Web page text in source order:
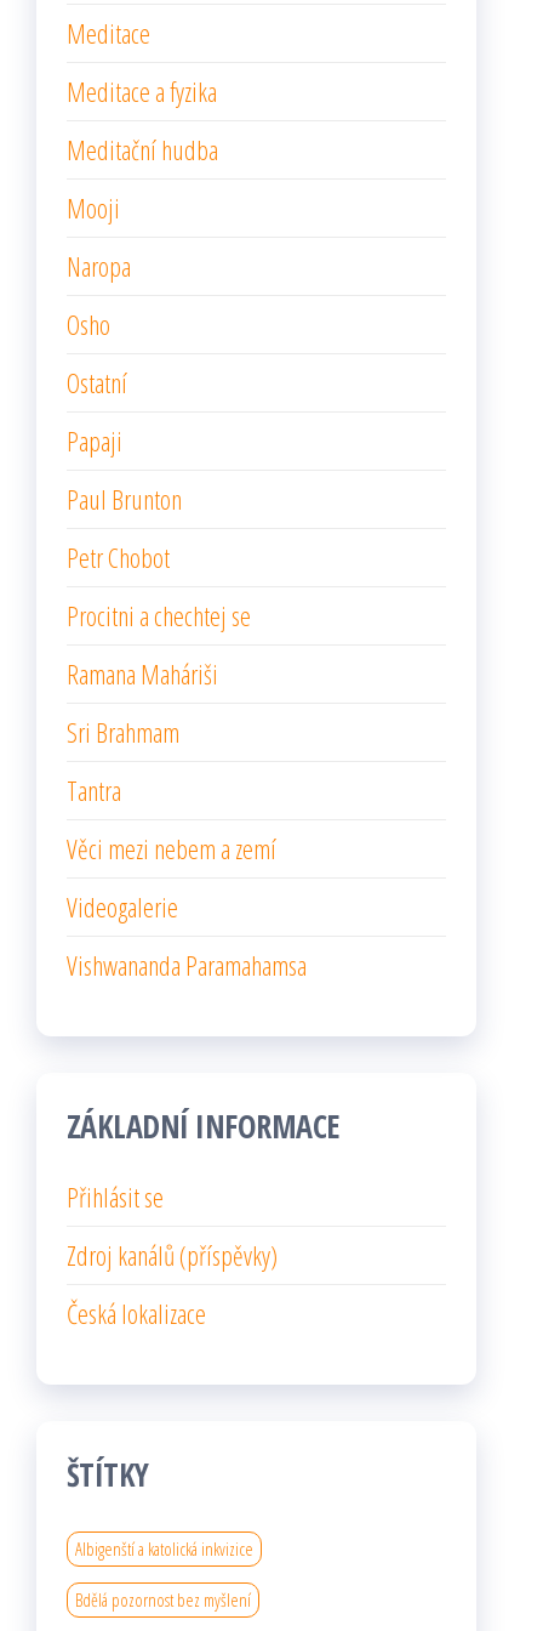
Meditace
Meditace a fyzika
Meditační hudba
Mooji
Naropa
Osho
Ostatní
Papaji
Paul Brunton
Petr Chobot
Procitni a chechtej se
Ramana Maháriši
Sri Brahmam
Tantra
Věci mezi nebem a zemí
Videogalerie
Vishwananda Paramahamsa
ZÁKLADNÍ INFORMACE
Přihlásit se
Zdroj kanálů (příspěvky)
Česká lokalizace
ŠTÍTKY
Albigenští a katolická inkvizice
Bdělá pozornost bez myšlení